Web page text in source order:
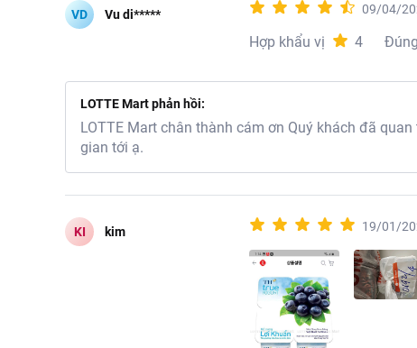
VD Vu di***** 09/04/
Hợp khẩu vị 4
LOTTE Mart phản hồi:
LOTTE Mart chân thành cám ơn Quý khách đã
gian tới ạ.
KI kim 19/01/